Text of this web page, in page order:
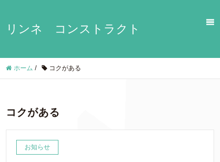
リンネ コンストラクト
ホーム / コクがある
コクがある
お知らせ